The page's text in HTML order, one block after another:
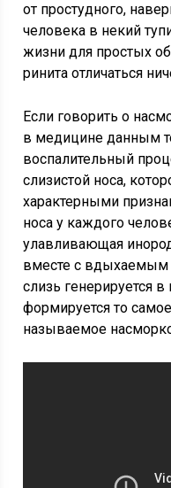
от простудного,
человека в некий
жизни для простых
ринита отличаться
Если говорить о
в медицине данным
воспалительный
слизистой носа,
характерными
носа у каждого
улавливающая
вместе с вдыхаемым
слизь генерируется
формируется то
называемое